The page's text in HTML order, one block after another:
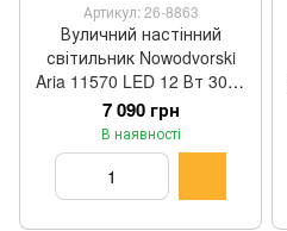
Артикул: 26-8863
Вуличний настінний
світильник Nowodvorski
Aria 11570 LED 12 Вт 3000
K бежевий 24 × 24 × 6 см
7 090 грн
В наявності